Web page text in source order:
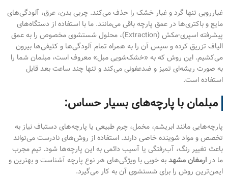
غبارروبی تنها گرد و غبار خشک را حذف می‌کند. چربی بدن، عرق، آلودگی‌های
مایع و باکتری‌ها در عمق پارچه باقی می‌مانند. ما با استفاده از دستگاه‌های
پیشرفته اسپری-مکش (Extraction)، محلول شستشوی مخصوص را به عمق
الیاف تزریق کرده و سپس آن را به همراه تمام آلودگی‌ها و کثیفی‌ها بیرون
می‌کشیم. این روش که به «خشک‌شویی مبل» معروف است، مبلمان شما را
به صورت ریشه‌ای تمیز و ضدعفونی می‌کند و تنها چند ساعت بعد قابل
استفاده است.
مبلمان با پارچه‌های بسیار حساس:
پارچه‌هایی مانند ابریشم، مخمل، چرم طبیعی یا پارچه‌های دستباف نیاز به
تخصص و مواد شوینده خاصی دارند. استفاده از روش‌های نادرست می‌تواند
باعث تغییر رنگ، آب‌رفتگی یا آسیب دائمی به این پارچه‌ها شود. تیم مجرب
ما در ارمغان مشهدبه خوبی با ویژگی‌های هر نوع پارچه آشناست و بهترین و
ایمن‌ترین روش را برای شستشوی آن به کار می‌گیرد.